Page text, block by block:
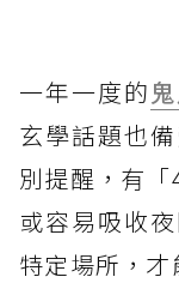
一年一度的
玄學話題也
別提醒，有
或容易吸收
特定場所，